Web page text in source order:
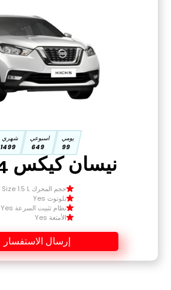
يومي
99
اسبوعي
649
شهري
1499
نيسان كيكس 2024
حجم المحرك Size 1.5 L
بلوتوث Yes
نظام تثبيت السرعة Yes
الأمتعة Yes
إرسال الاستفسار